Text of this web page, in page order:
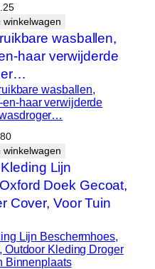
winkelwagen
wasballen,
haar verwijderde
winkelwagen
Lijn Beschermhoes,
Outdoor Kleding Droger
Binnenplaats